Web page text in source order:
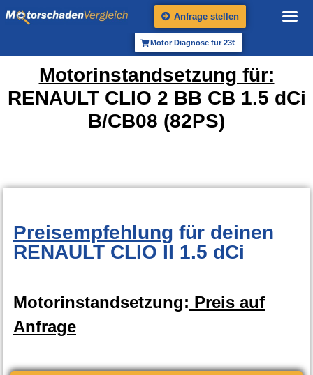
Anfrage stellen
Motor Diagnose für 23€
Motorinstandsetzung für:
RENAULT CLIO 2 BB CB 1.5 dCi
B/CB08 (82PS)
Preisempfehlung für deinen
RENAULT CLIO II 1.5 dCi
Motorinstandsetzung: Preis auf
Anfrage